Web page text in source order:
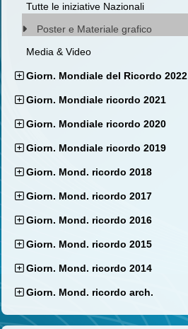
Tutte le iniziative Nazionali
Poster e Materiale grafico
Media & Video
Giorn. Mondiale del Ricordo 2022
Giorn. Mondiale ricordo 2021
Giorn. Mondiale ricordo 2020
Giorn. Mondiale ricordo 2019
Giorn. Mond. ricordo 2018
Giorn. Mond. ricordo 2017
Giorn. Mond. ricordo 2016
Giorn. Mond. ricordo 2015
Giorn. Mond. ricordo 2014
Giorn. Mond. ricordo arch.